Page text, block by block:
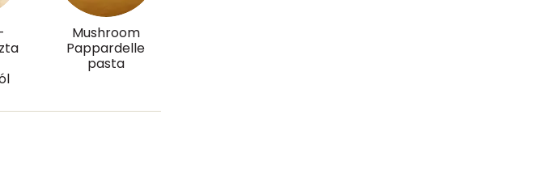
91.9 g
Mushroom
Pappardelle
pasta